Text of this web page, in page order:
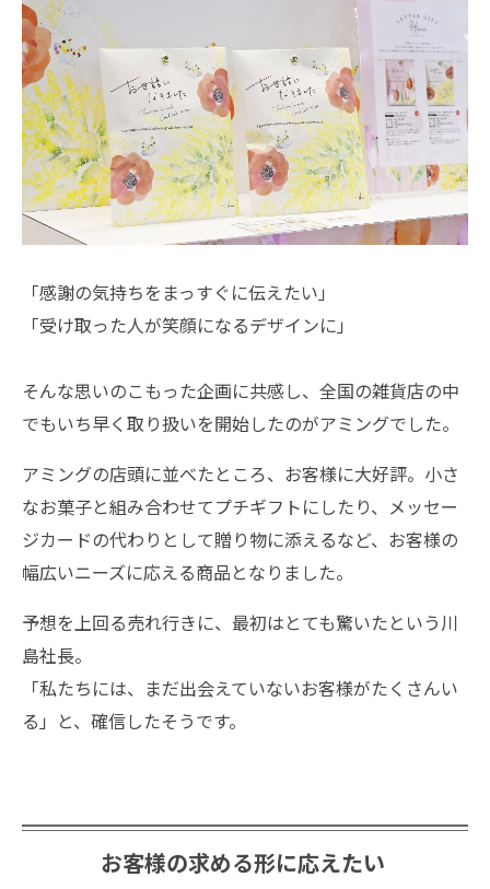
「感謝の気持ちをまっすぐに伝えたい」
「受け取った人が笑顔になるデザインに」
そんな思いのこもった企画に共感し、全国の雑貨店の中
でもいち早く取り扱いを開始したのがアミングでした。
アミングの店頭に並べたところ、お客様に大好評。小さ
なお菓子と組み合わせてプチギフトにしたり、メッセー
ジカードの代わりとして贈り物に添えるなど、お客様の
幅広いニーズに応える商品となりました。
予想を上回る売れ行きに、最初はとても驚いたという川
島社長。
「私たちには、まだ出会えていないお客様がたくさんい
る」と、確信したそうです。
お客様の求める形に応えたい